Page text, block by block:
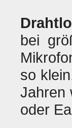
bei
so
Jahren
oder